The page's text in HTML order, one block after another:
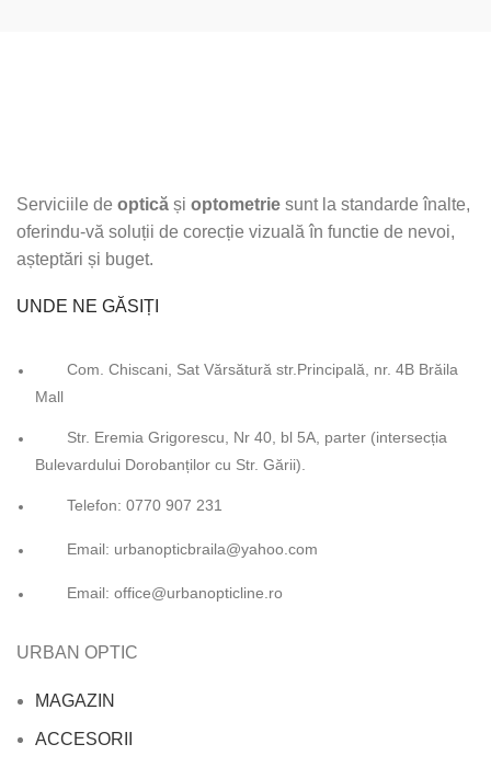
Serviciile de optică și optometrie sunt la standarde înalte,
oferindu-vă soluții de corecție vizuală în functie de nevoi,
așteptări și buget.
UNDE NE GĂSIȚI
Com. Chiscani, Sat Vărsătură str.Principală, nr. 4B Brăila
Mall
Str. Eremia Grigorescu, Nr 40, bl 5A, parter (intersecția
Bulevardului Dorobanților cu Str. Gării).
Telefon: 0770 907 231
Email: urbanopticbraila@yahoo.com
Email: office@urbanopticline.ro
URBAN OPTIC
MAGAZIN
ACCESORII